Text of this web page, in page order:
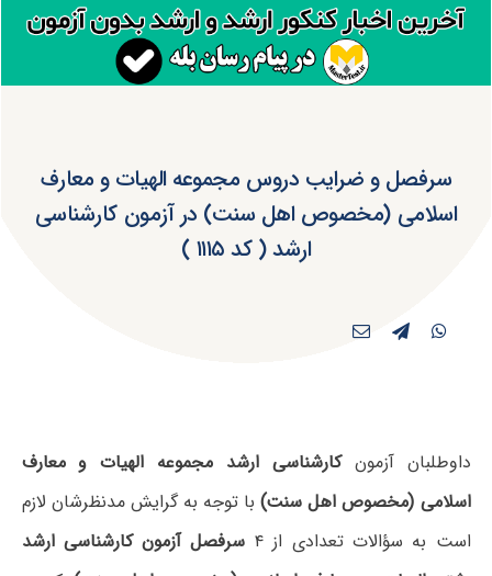
سرفصل و ضرایب دروس مجموعه الهیات و معارف
اسلامی (مخصوص اهل سنت) در آزمون کارشناسی
ارشد ( کد ۱۱۱۵ )
داوطلبان آزمونکارشناسی ارشد مجموعه الهیات و معارف
اسلامی (مخصوص اهل سنت)با توجه به گرایش مدنظرشان لازم
است به سؤالات تعدادی از ۴
سرفصل آزمون کارشناسی ارشد